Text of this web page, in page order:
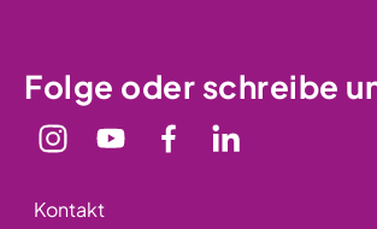
Folge oder schreibe
Kontakt